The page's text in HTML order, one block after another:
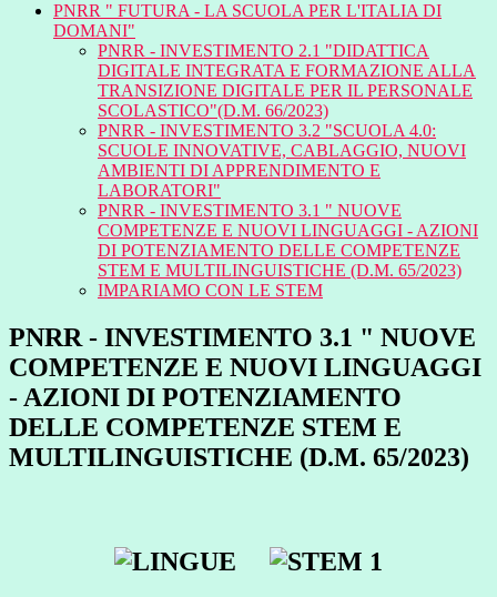
PNRR " FUTURA - LA SCUOLA PER L'ITALIA DI
DOMANI"
PNRR - INVESTIMENTO 2.1 "DIDATTICA
DIGITALE INTEGRATA E FORMAZIONE ALLA
TRANSIZIONE DIGITALE PER IL PERSONALE
SCOLASTICO"(D.M. 66/2023)
PNRR - INVESTIMENTO 3.2 "SCUOLA 4.0:
SCUOLE INNOVATIVE, CABLAGGIO, NUOVI
AMBIENTI DI APPRENDIMENTO E
LABORATORI"
PNRR - INVESTIMENTO 3.1 " NUOVE
COMPETENZE E NUOVI LINGUAGGI - AZIONI
DI POTENZIAMENTO DELLE COMPETENZE
STEM E MULTILINGUISTICHE (D.M. 65/2023)
IMPARIAMO CON LE STEM
PNRR - INVESTIMENTO 3.1 " NUOVE
COMPETENZE E NUOVI LINGUAGGI
- AZIONI DI POTENZIAMENTO
DELLE COMPETENZE STEM E
MULTILINGUISTICHE (D.M. 65/2023)